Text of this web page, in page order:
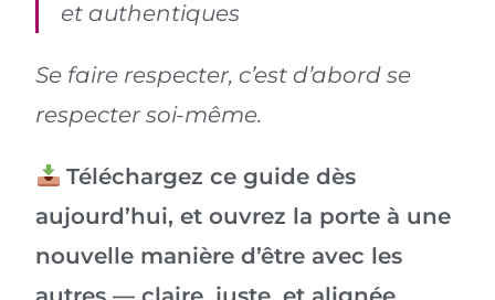
et authentiques
Se faire respecter, c’est d’abord se
respecter soi-même.
Téléchargez ce guide dès
aujourd’hui, et ouvrez la porte à une
nouvelle manière d’être avec les